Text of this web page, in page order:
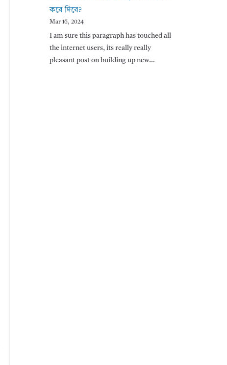
কবে দিবে?
Mar 16, 2024
I am sure this paragraph has touched all
the internet users, its really really
pleasant post on building up new…